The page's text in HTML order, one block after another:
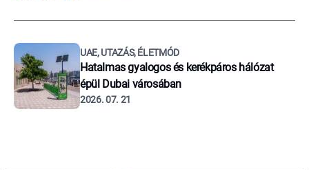
UAE, UTAZÁS, ÉLETMÓD
Hatalmas gyalogos és kerékpáros hálózat
épül Dubai városában
2026. 07. 21